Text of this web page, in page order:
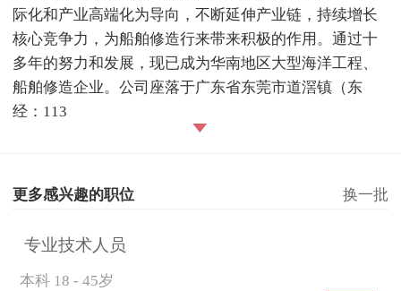
际化和产业高端化为导向，不断延伸产业链，持续增长
核心竞争力，为船舶修造行来带来积极的作用。通过十
多年的努力和发展，现已成为华南地区大型海洋工程、
船舶修造企业。公司座落于广东省东莞市道滘镇（东
经：113
更多感兴趣的职位 换一批
专业技术人员
本科 18 - 45岁